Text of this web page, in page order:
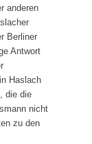
anderen
Berliner
Antwort
Haslach
die die
nicht
zu den